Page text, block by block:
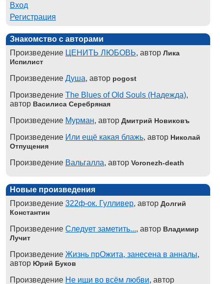
Вход
Регистрация
Знакомство с авторами
Произведение ЦЕНИТЬ ЛЮБОВЬ, автор Лика
Испилист
Произведение Душа, автор pogost
Произведение The Blues of Old Souls (Надежда),
автор Василиса Серебряная
Произведение Мурман, автор Дмитрий Новиковъ
Произведение Или ещё какая блажь, автор Николай
Отпущения
Произведение Вальгалла, автор Voronezh-death
Новые произведения
Произведение 322ф-ок. Гулливер, автор Долгий
Константин
Произведение Следует заметить..., автор Владимир
Лучит
Произведение Жизнь прОжита, занесена в анналы,
автор Юрий Буков
Произведение Не ищи во всём любви, автор